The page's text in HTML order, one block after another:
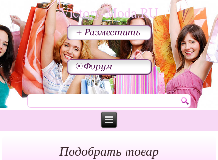
Victory-Moda.RU
Подобрать товар